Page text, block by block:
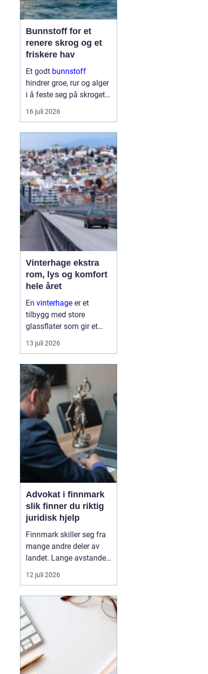
Bunnstoff for et
renere skrog og et
friskere hav
Et godt bunnstoff
hindrer groe, rur og alger
i å feste seg på skroget.
Dermed holder båten
bedre fart, bruker mindre
mindre vedlikehold på
land. Samtidig begynner
flere båteiere ...
16 juli 2026
Vinterhage ekstra
rom, lys og komfort
hele året
En vinterhage er et
tilbygg med store
glassflater som gir et
lyst og lunt oppholdsrom
nær hagen, også når
fungere som en ekstra
stue, spiseplass eller
stille son...
13 juli 2026
Advokat i finnmark
slik finner du riktig
juridisk hjelp
Finnmark skiller seg fra
mange andre deler av
landet. Lange avstander,
små lokalsamfunn, sterk
tilknytning til natur og
rettigheter gjør at mange
juridiske spørsmål får en
ekstra dimensjon. Når en
privatperson eller en
bedrift i...
12 juli 2026